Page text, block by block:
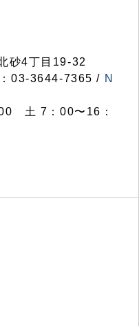
砂4丁目19-32
03-3644-7365 / N
土 7：00〜16：